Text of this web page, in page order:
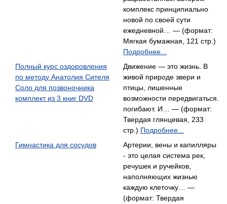
комплекс принципиально
новой по своей сути
ежедневной… — (формат:
Мягкая бумажная, 121 стр.)
Подробнее...
Полный курс оздоровления
по методу Анатолия Сителя
Соло для позвоночника
комплект из 3 книг DVD
Движение — это жизнь. В
живой природе звери и
птицы, лишенные
возможности передвигаться.
погибают. И… — (формат:
Твердая глянцевая, 233
стр.) Подробнее...
Гимнастика для сосудов
Артерии, вены и капилляры
- это целая система рек,
речушек и ручейков,
наполняющих жизнью
каждую клеточку… —
(формат: Твердая